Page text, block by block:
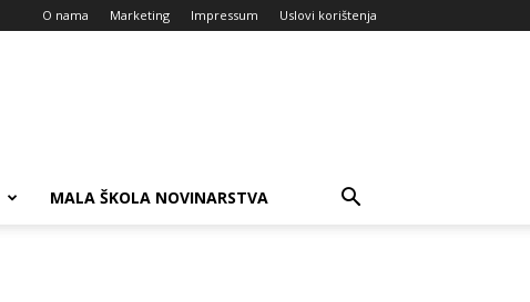
O nama Marketing Impressum Uslovi korištenja
MALA ŠKOLA NOVINARSTVA